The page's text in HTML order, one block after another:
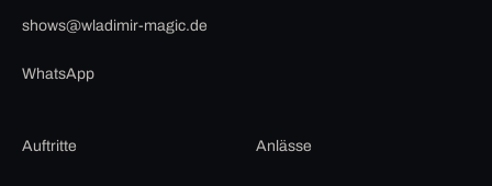
shows@wladimir-magic.de
WhatsApp
Auftritte Anlässe